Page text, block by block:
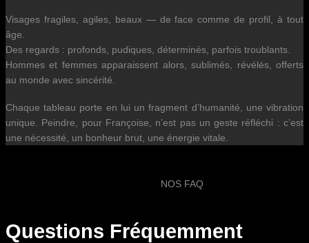
Visages fragiles, agiles, beaux — de face comme de profil, à tout
âge.
Des regards : profonds, pudiques, déterminés, parfois troublants.
Hommes et femmes apparaissent alors, sublimés, révélés, offerts
au monde avec sincérité.
Chaque tableau porte en lui un fragment d’humanité, une vibration
unique. Peindre, pour Françoise, n’est pas un geste réfléchi : c’est
une nécessité, un bonheur brut, une énergie vitale.
NOS FAQ
Questions Fréquemment